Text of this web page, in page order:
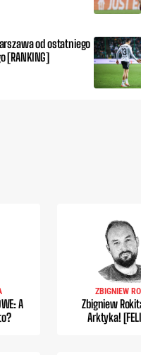
od ostatniego
[RANKING]
A
ZBIGNIEW
Zbigniew
Arktyka!